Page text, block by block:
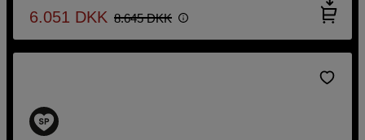
6.051 DKK 8.645 DKK